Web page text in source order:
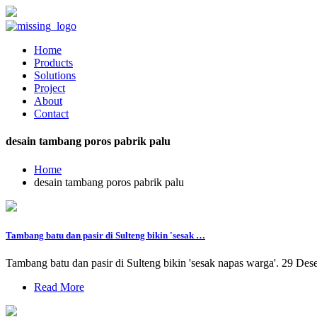
Home
Products
Solutions
Project
About
Contact
desain tambang poros pabrik palu
Home
desain tambang poros pabrik palu
Tambang batu dan pasir di Sulteng bikin 'sesak …
Tambang batu dan pasir di Sulteng bikin 'sesak napas warga'. 29
Read More